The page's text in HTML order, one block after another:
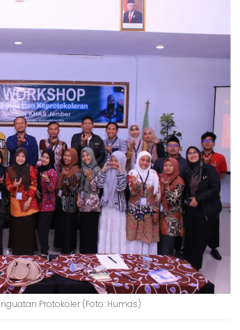
Protokoler (Foto: Humas)